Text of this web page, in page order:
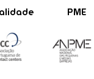
PME